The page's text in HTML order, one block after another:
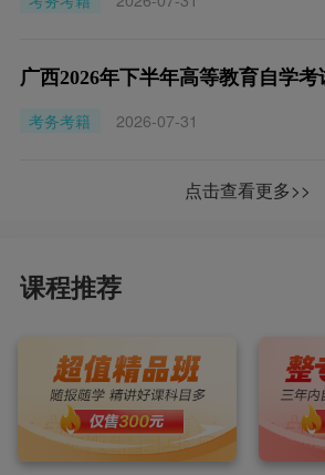
广西2026年下半年高等教育自学
考务考籍
2026-07-31
点击查看更多>>
课程推荐